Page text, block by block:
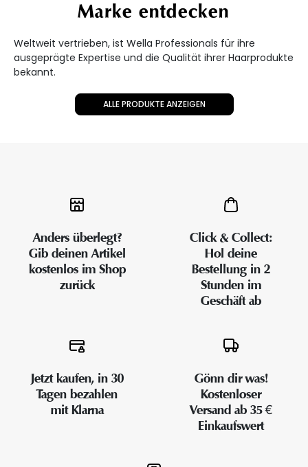
Marke entdecken
Weltweit vertrieben, ist Wella Professionals für ihre
ausgeprägte Expertise und die Qualität ihrer Haarprodukte
bekannt.
ALLE PRODUKTE ANZEIGEN
Anders überlegt?
Gib deinen Artikel
kostenlos im Shop
zurück
Click & Collect:
Hol deine
Bestellung in 2
Stunden im
Geschäft ab
Jetzt kaufen, in 30
Tagen bezahlen
mit Klarna
Gönn dir was!
Kostenloser
Versand ab 35 €
Einkaufswert